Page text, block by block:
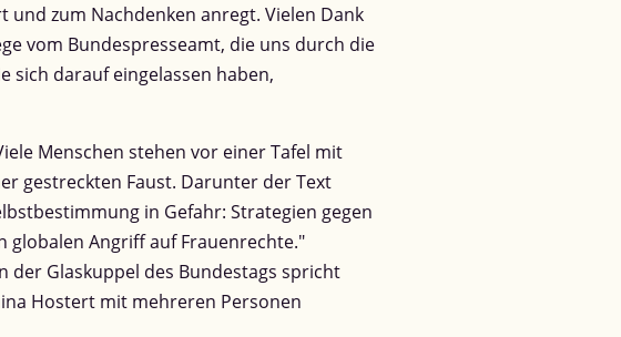
und zum Nachdenken anregt. Vielen Dank
vom Bundespresseamt, die uns durch die
sich darauf eingelassen haben,